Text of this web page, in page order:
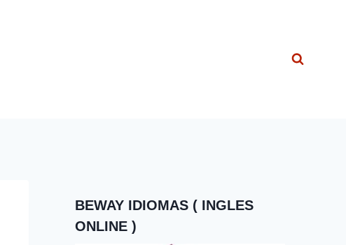
BEWAY IDIOMAS ( INGLES
ONLINE )